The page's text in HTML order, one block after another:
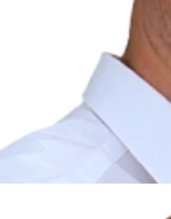
webovými
Vďaka cookies
naozaj hľadáte a
Kedykoľvek sa
používania cookies
Zákon uvádza, že
zariadení, pokiaľ